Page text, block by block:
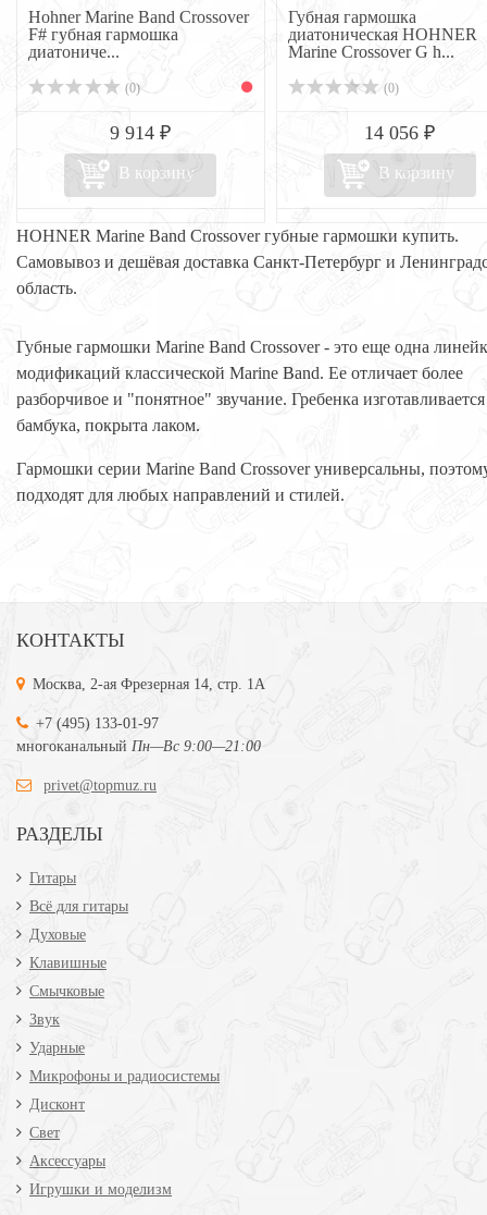
Hohner Marine Band Crossover
F# губная гармошка
диатониче...
(0)
9 914 ₽
В корзину
Губная гармошка
диатоническая HOHNER
Marine Crossover G h...
(0)
14 056 ₽
В корзину
HOHNER Marine Band Crossover губные гармошки купить.
Самовывоз и дешёвая доставка Санкт-Петербург и
область.
Губные гармошки Marine Band Crossover - это еще одна
модификаций классической Marine Band. Ее отличает более
разборчивое и "понятное" звучание. Гребенка
бамбука, покрыта лаком.
Гармошки серии Marine Band Crossover универсальны,
подходят для любых направлений и стилей.
КОНТАКТЫ
Москва, 2-ая Фрезерная 14, стр. 1А
+7 (495) 133-01-97
многоканальный Пн—Вс 9:00—21:00
privet@topmuz.ru
РАЗДЕЛЫ
Гитары
Всё для гитары
Духовые
Клавишные
Смычковые
Звук
Ударные
Микрофоны и радиосистемы
Дисконт
Свет
Аксессуары
Игрушки и моделизм